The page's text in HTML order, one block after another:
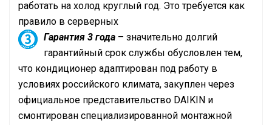
работать на холод круглый год. Это требуется как
правило в серверных
Гарантия 3 года – значительно долгий
гарантийный срок службы обусловлен тем,
что кондиционер адаптирован под работу в
условиях российского климата, закуплен через
официальное представительство DAIKIN и
смонтирован специализированной монтажной